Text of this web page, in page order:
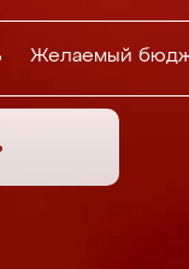
Желаемый